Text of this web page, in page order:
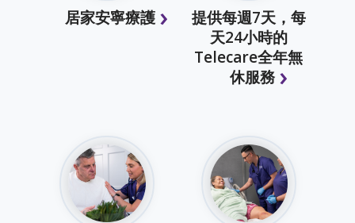
居家安寧療護
提供每週7天，每
天24小時的
Telecare全年無
休服務